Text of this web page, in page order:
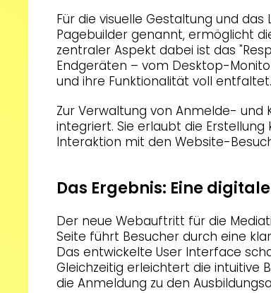
Für die visuelle Gestaltung und das
Pagebuilder genannt, ermöglicht
zentraler Aspekt dabei ist das
Endgeräten – vom Desktop-
und ihre Funktionalität voll entfaltet.
Zur Verwaltung von Anmelde-
integriert. Sie erlaubt die
Interaktion mit den Website-
Das Ergebnis: Eine
Der neue Webauftritt für die
Seite führt Besucher durch eine
Das entwickelte User Interface
Gleichzeitig erleichtert die intuitive
die Anmeldung zu den